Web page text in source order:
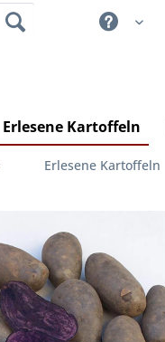
Erlesene Kartoffeln
Erlesene Kartoffeln